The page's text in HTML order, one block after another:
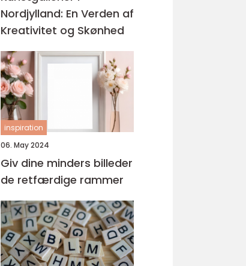
Nordjylland: En Verden af
Kreativitet og Skønhed
inspiration
06. May 2024
Giv dine minders billeder
de retfærdige rammer